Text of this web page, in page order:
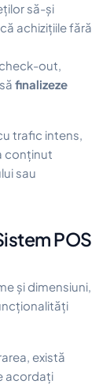
să-și
achizițiile fără
out,
finalizeze
trafic intens,
conținut
sau
POS
și dimensiuni,
există
acordați